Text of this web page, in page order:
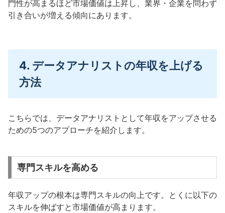
門性が高まるほど市場価値は上昇し、業界・企業を問わず
引き合いが増える傾向にあります。
4. データアナリストの年収を上げる
方法
こちらでは、データアナリストとして年収をアップさせる
ための5つのアプローチを紹介します。
専門スキルを高める
年収アップの根本は専門スキルの向上です。とくに以下の
スキルを伸ばすと市場価値が高まります。